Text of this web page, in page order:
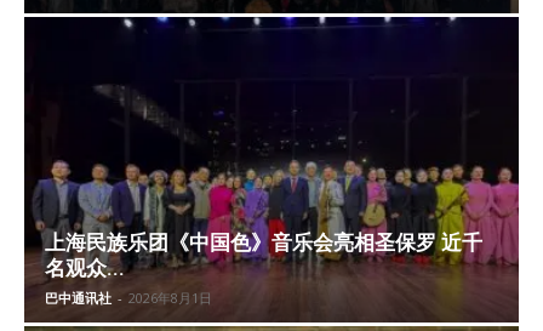
上海民族乐团《中国色》音乐会亮相圣保罗 近千
名观众...
巴中通讯社 - 2026年8月1日